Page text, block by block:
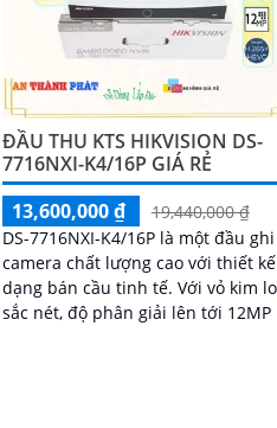
ĐẦU THU KTS HIKVISION DS-
7716NXI-K4/16P GIÁ RẺ
13,600,000 ₫
19,440,000 ₫
DS-7716NXI-K4/16P là một đầu ghi
camera chất lượng cao với thiết kế
dạng bán cầu tinh tế. Với vỏ kim loại
sắc nét, độ phân giải lên tới 12MP